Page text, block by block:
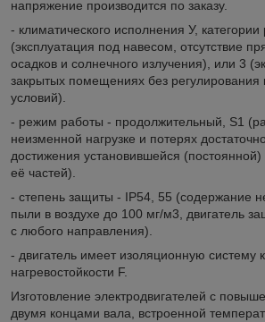
напряжение производится по заказу.
- климатического исполнения У,
(эксплуатация под навесом, отсутствие
осадков и солнечного излучения), или 3
закрытых помещениях без регулирования
условий).
- режим работы - продолжительный, S1
неизменной нагрузке и потерях
достижения установившейся
её частей).
- степень защиты - IP54, 55 (содержание
пыли в воздухе до 100 мг/м3, двигатель
с любого направления).
- двигатель имеет изоляционную систему
нагревостойкости F.
Изготовление электродвигателей с
двумя концами вала, встроенной